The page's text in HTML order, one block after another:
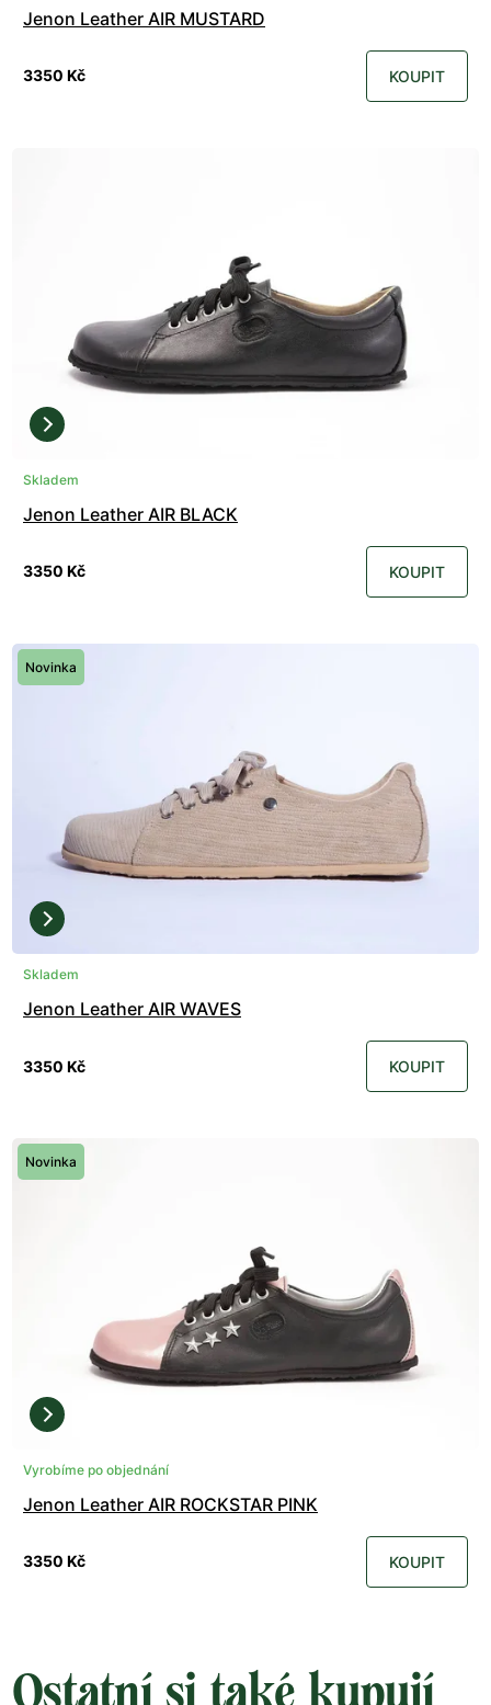
Jenon Leather AIR MUSTARD
3350 Kč KOUPIT
Skladem
Jenon Leather AIR BLACK
3350 Kč KOUPIT
Novinka
Skladem
Jenon Leather AIR WAVES
3350 Kč KOUPIT
Novinka
Vyrobíme po objednání
Jenon Leather AIR ROCKSTAR PINK
3350 Kč KOUPIT
Ostatní si také kupují